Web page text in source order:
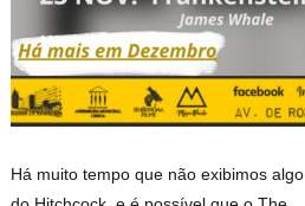
Há muito tempo que não exibimos algo